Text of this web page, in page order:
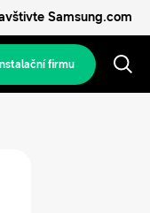
Samsung.com
firmu